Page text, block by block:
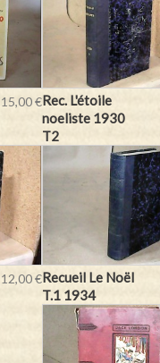
15,00 €Rec. L'étoile
noeliste 1930
T2
12,00 €Recueil Le Noël
T.1 1934